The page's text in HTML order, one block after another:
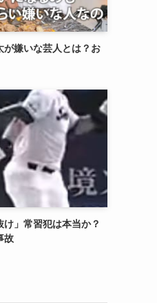
が嫌いな芸人とは？お
」常習犯は本当か？
故